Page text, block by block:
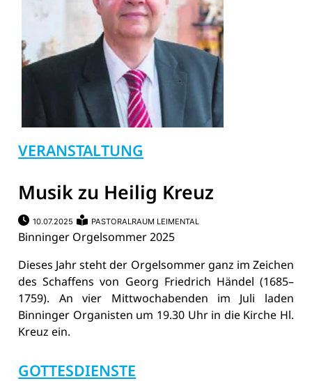
VERANSTALTUNG
Musik zu Heilig Kreuz
10.07.2025 PASTORALRAUM LEIMENTAL
Binninger Orgelsommer 2025
Dieses Jahr steht der Orgelsommer ganz im Zeichen
des Schaffens von Georg Friedrich Händel (1685–
1759). An vier Mittwochabenden im Juli laden
Binninger Organisten um 19.30 Uhr in die Kirche Hl.
Kreuz ein.
GOTTESDIENSTE